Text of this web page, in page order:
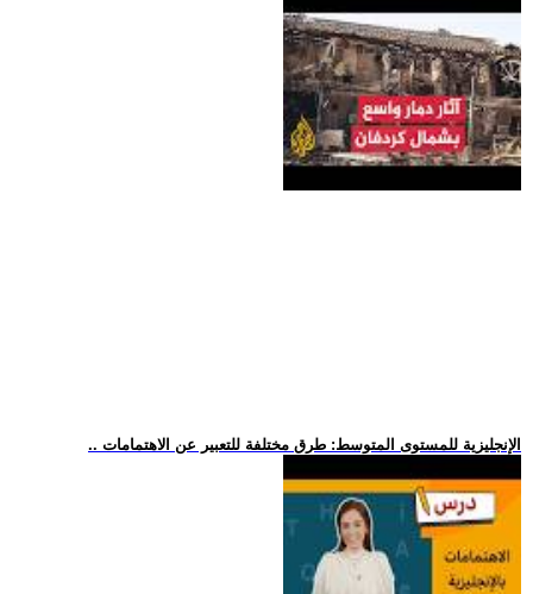
.. الإنجليزية للمستوى المتوسط: طرق مختلفة للتعبير عن الاهتمامات